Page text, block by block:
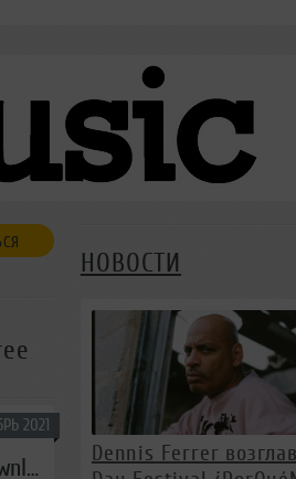
2021
dikommmusic with Michael & Levan, Steven Rivic / november 2021 / free download
НОВОСТИ
Dennis Ferrer